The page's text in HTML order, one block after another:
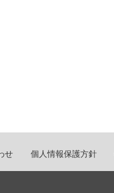
せ 個人情報保護方針